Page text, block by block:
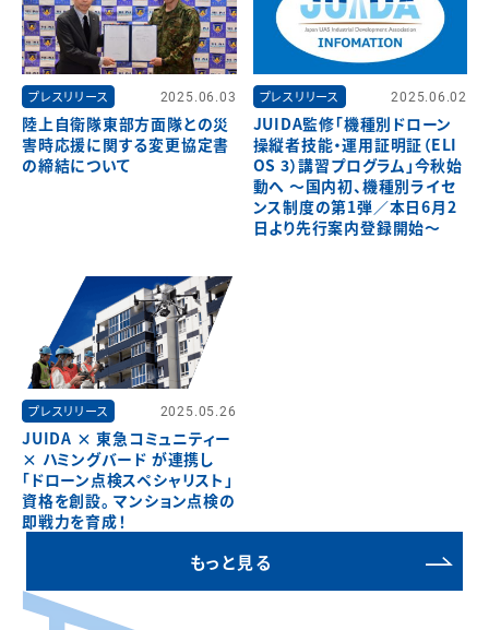
プレスリリース 2025.06.03
陸上自衛隊東部方面隊との災
害時応援に関する変更協定書
の締結について
プレスリリース 2025.06.02
JUIDA監修「機種別ドローン
操縦者技能・運用証明証（ELI
OS 3）講習プログラム」今秋始
動へ ～国内初、機種別ライセ
ンス制度の第1弾／本日6月2
日より先行案内登録開始～
プレスリリース 2025.05.26
JUIDA × 東急コミュニティー
× ハミングバード が連携し
「ドローン点検スペシャリスト」
資格を創設。 マンション点検の
即戦力を育成！
もっと見る